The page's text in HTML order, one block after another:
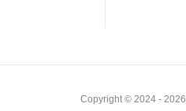
Copyright © 2024 - 2026